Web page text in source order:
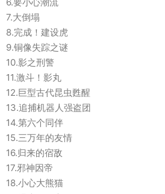
7.大倒塌
8.完成！建设虎
9.铜像失踪之谜
10.影之刑警
11.激斗！影丸
12.巨型古代昆虫甦醒
13.追捕机器人强盗团
14.第六个同伴
15.三万年的友情
16.归来的宿敌
17.邪神因帝
18.小心大熊猫